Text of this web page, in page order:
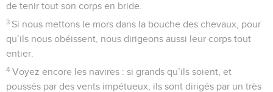
de tenir tout son corps en bride.
3 Si nous mettons le mors dans la bouche des chevaux, pour
qu’ils nous obéissent, nous dirigeons aussi leur corps tout
entier.
4 Voyez encore les navires : si grands qu’ils soient, et
poussés par des vents impétueux, ils sont dirigés par un très